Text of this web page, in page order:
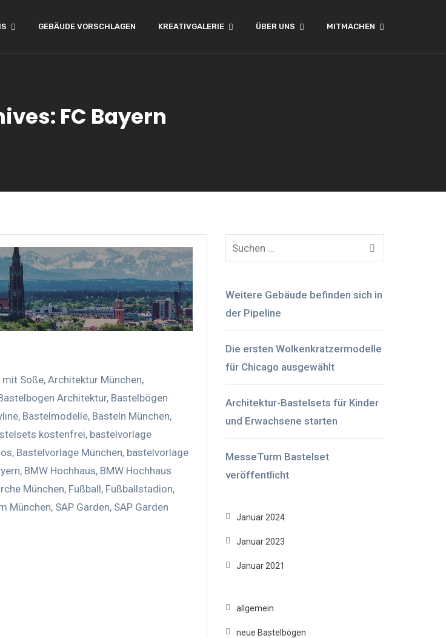
GEBÄUDE VORSCHLAGEN KREATIVGALERIE ÜBER UNS MITMACHEN
FC Bayern
Soße, Architektur München,
Architektur, Bastelbögen
, Bastelmodelle, Basteln München,
kostenfrei, bastelvorlage
, Bastelvorlage München, bastelvorlage
, BMW Hochhaus, BMW Hochhaus
München, Fußball, Fußballstadion,
München, SAP Garden, SAP Garden
Weitere Gebäude befinden sich in
der Pipeline
Die ersten Wolkenkratzermodelle
für Chicago ausgewählt
Architektur-Bastelsets für Kinder
und Erwachsene starten
MesseTurm Bastelset
veröffentlicht
Januar 2024
Januar 2023
Januar 2021
allgemein
neue Bastelbögen